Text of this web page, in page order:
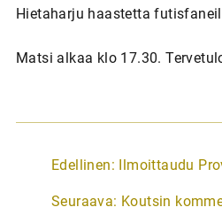
Hietaharju haastetta
Matsi alkaa klo 17.30.
A
t
Edellinen: Ilmoittaudu
Seuraava: Koutsin